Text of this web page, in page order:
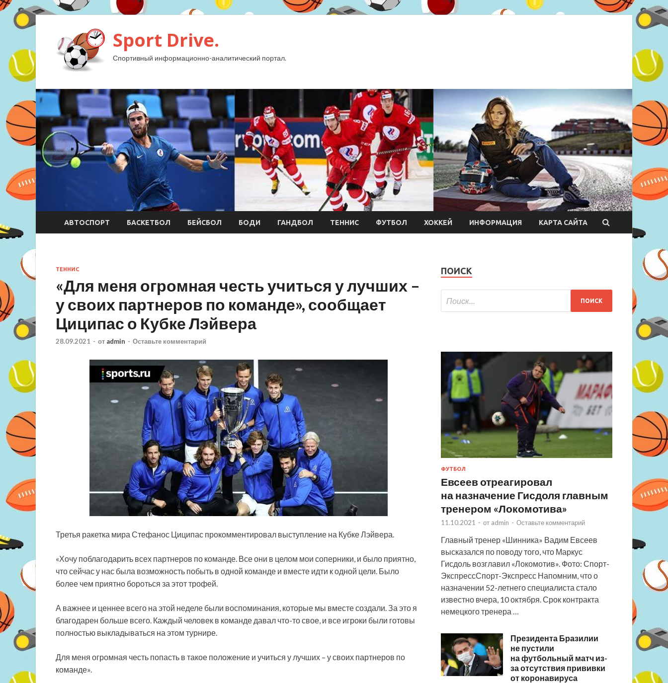
Sport Drive.
Спортивный информационно-аналитический портал.
АВТОСПОРТ БАСКЕТБОЛ БЕЙСБОЛ БОДИ ГАНДБОЛ ТЕННИС ФУТБОЛ ХОККЕЙ ИНФОРМАЦИЯ КАРТА САЙТА
ТЕННИС
«Для меня огромная честь учиться у лучших –
у своих партнеров по команде», сообщает
Циципас о Кубке Лэйвера
28.09.2021 - от admin - Оставьте комментарий
Третья ракетка мира Стефанос Циципас прокомментировал выступление на Кубке Лэйвера.
«Хочу поблагодарить всех партнеров по команде. Все они в целом мои соперники, и было приятно,
что сейчас у нас была возможность побыть в одной команде и вместе идти к одной цели. Было
более чем приятно бороться за этот трофей.
А важнее и ценнее всего на этой неделе были воспоминания, которые мы вместе создали. За это я
благодарен больше всего. Каждый человек в команде давал что-то свое, и все игроки были готовы
полностью выкладываться на этом турнире.
Для меня огромная честь попасть в такое положение и учиться у лучших – у своих партнеров по
команде».
ПОИСК
ФУТБОЛ
Евсеев отреагировал
на назначение Гисдоля главным
тренером «Локомотива»
11.10.2021 - от admin - Оставьте комментарий
Главный тренер «Шинника» Вадим Евсеев
высказался по поводу того, что Маркус
Гисдоль возглавил «Локомотив». Фото: Спорт-
ЭкспрессСпорт-Экспресс Напомним, что о
назначении 52-летнего специалиста стало
известно вчера, 10 октября. Срок контракта
немецкого тренера …
Президента Бразилии
не пустили
на футбольный матч из-
за отсутствия прививки
от коронавируса